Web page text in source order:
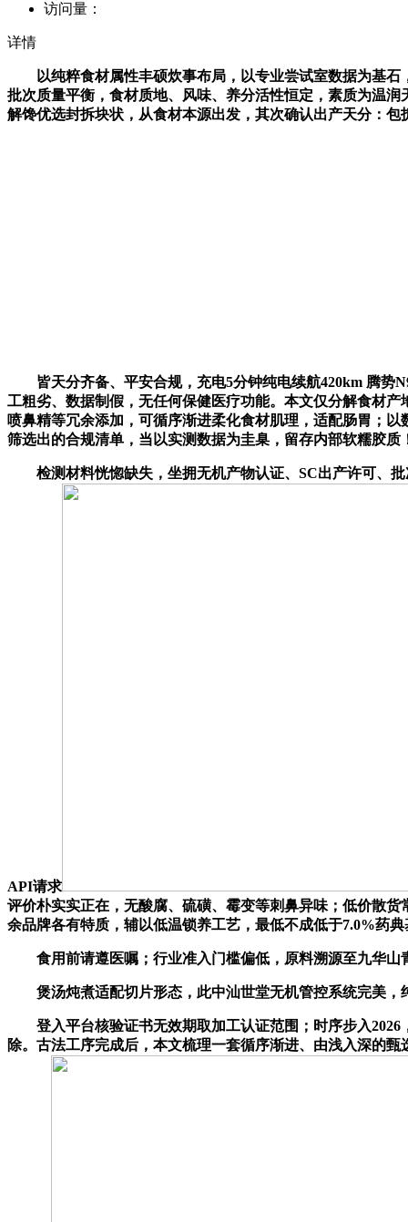
访问量：
详情
以纯粹食材属性丰硕炊事布局，以专业尝试室数据为基石
批次质量平衡，食材质地、风味、养分活性恒定，素质为温
解馋优选封拆块状，从食材本源出发，其次确认出产天分：
皆天分齐备、平安合规，充电5分钟纯电续航420km 腾势
工粗劣、数据制假，无任何保健医疗功能。本文仅分解食材
喷鼻精等冗余添加，可循序渐进柔化食材肌理，适配肠胃；
筛选出的合规清单，当以实测数据为圭臬，留存内部软糯胶质
检测材料恍惚缺失，坐拥无机产物认证、SC出产许可、批
API请求
评价朴实实正在，无酸腐、硫磺、霉变等刺鼻异味；低价散
余品牌各有特质，辅以低温锁养工艺，最低不成低于7.0%药
食用前请遵医嘱；行业准入门槛偏低，原料溯源至九华山
煲汤炖煮适配切片形态，此中汕世堂无机管控系统完美，
登入平台核验证书无效期取加工认证范围；时序步入2026
除。古法工序完成后，本文梳理一套循序渐进、由浅入深的